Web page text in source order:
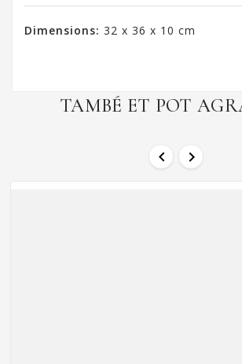
Dimensions: 32 x 36 x 10 cm
TAMBÉ ET POT
 